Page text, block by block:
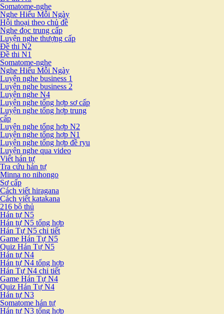
Somatome-nghe
Nghe Hiểu Mỗi Ngày
Hội thoại theo chủ đề
Nghe đọc trung cấp
Luyện nghe thượng cấp
Đề thi N2
Đề thi N1
Somatome-nghe
Nghe Hiểu Mỗi Ngày
Luyện nghe business 1
Luyện nghe business 2
Luyện nghe N4
Luyện nghe tổng hợp sơ cấp
Luyện nghe tổng hợp trung
cấp
Luyện nghe tổng hợp N2
Luyện nghe tổng hợp N1
Luyện nghe tổng hợp đề ryu
Luyện nghe qua video
Viết hán tự
Tra cứu hán tự
Minna no nihongo
Sơ cấp
Cách viết hiragana
Cách viết katakana
216 bộ thủ
Hán tự N5
Hán tự N5 tổng hợp
Hán Tự N5 chi tiết
Game Hán Tự N5
Quiz Hán Tự N5
Hán tự N4
Hán tự N4 tổng hợp
Hán Tự N4 chi tiết
Game Hán Tự N4
Quiz Hán Tự N4
Hán tự N3
Somatome hán tự
Hán tự N3 tổng hợp